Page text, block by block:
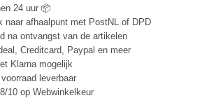
24 uur 📦
naar afhaalpunt met PostNL of DPD
na ontvangst van de artikelen
Creditcard, Paypal en meer
Klarna mogelijk
leverbaar
10 op Webwinkelkeur